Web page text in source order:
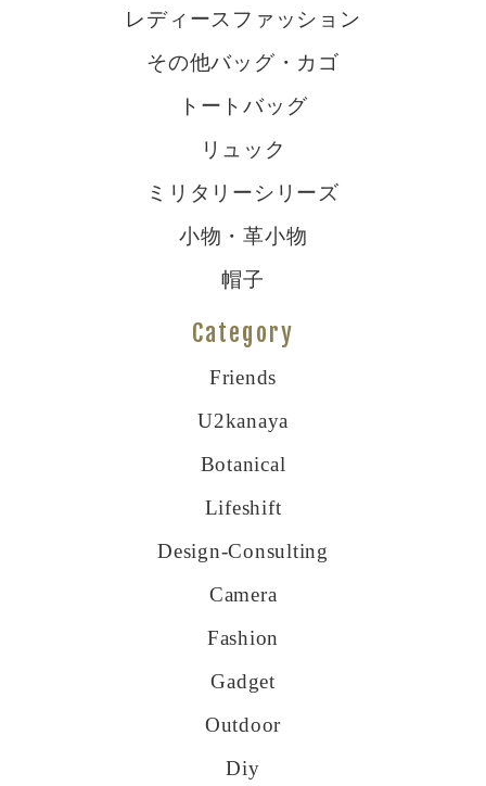
レディースファッション
その他バッグ・カゴ
トートバッグ
リュック
ミリタリーシリーズ
小物・革小物
帽子
Category
Friends
U2kanaya
Botanical
Lifeshift
Design-Consulting
Camera
Fashion
Gadget
Outdoor
Diy